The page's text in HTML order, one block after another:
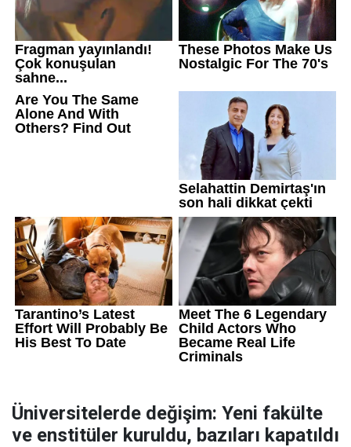
Üniversitelerde değişim: Yeni fakülte
ve enstitüler kuruldu, bazıları kapatıldı